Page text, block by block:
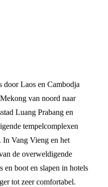
door Laos en Cambodja
van noord naar
Luang Prabang en
tempelcomplexen
Vang Vieng en het
de overweldigende
en boot en slapen in hotels
tot zeer comfortabel.